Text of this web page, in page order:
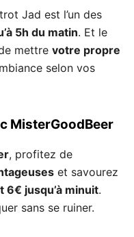
Jad est l’un des
5h du matin. Et le
mettre votre propre
selon vos
MisterGoodBeer
, profitez de
et savourez
6€ jusqu’à minuit.
sans se ruiner.